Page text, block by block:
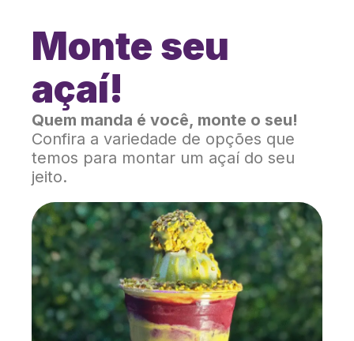
Monte seu
açaí!
Quem manda é você, monte o seu!
Confira a variedade de opções que
temos para montar um açaí do seu
jeito.